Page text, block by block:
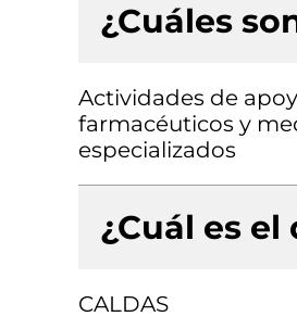
¿Cuáles
Actividades de
farmacéuticos y
especializados
¿Cuál es
CALDAS